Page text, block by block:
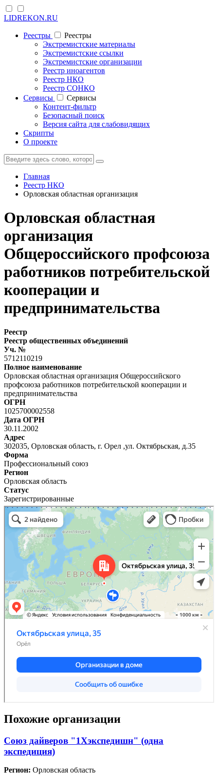
LIDREKON.RU
Реестры
Реестры
Экстремистские материалы
Экстремистские ссылки
Экстремистские организации
Реестр иноагентов
Реестр НКО
Реестр СОНКО
Cервисы
Cервисы
Контент-фильтр
Безопасный поиск
Версия сайта для слабовидящих
Скрипты
О проекте
Главная
Реестр НКО
Орловская областная организация
Орловская областная
организация
Общероссийского профсоюза
работников потребительской
кооперации и
предпринимательства
Реестр
Реестр общественных объединений
Уч. №
5712110219
Полное наименование
Орловская областная организация Общероссийского
профсоюза работников потребительской кооперации и
предпринимательства
ОГРН
1025700002558
Дата ОГРН
30.11.2002
Адрес
302035, Орловская область, г. Орел ,ул. Октябрьская, д.35
Форма
Профессиональный союз
Регион
Орловская область
Статус
Зарегистрированные
Похожие организации
Союз дайверов "1Хэкспедишн" (одна
экспедиция)
Регион: Орловская область